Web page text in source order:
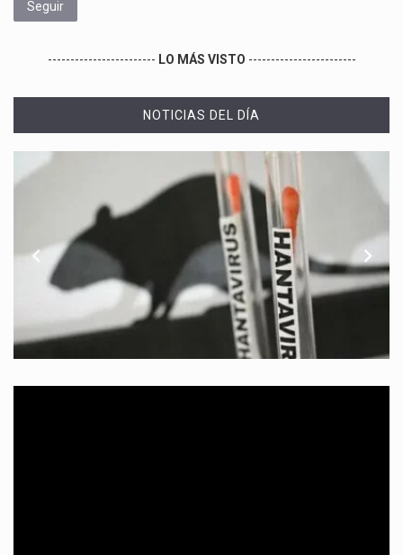
Seguir
------------------------ LO MÁS VISTO ------------------------
NOTICIAS DEL DÍA